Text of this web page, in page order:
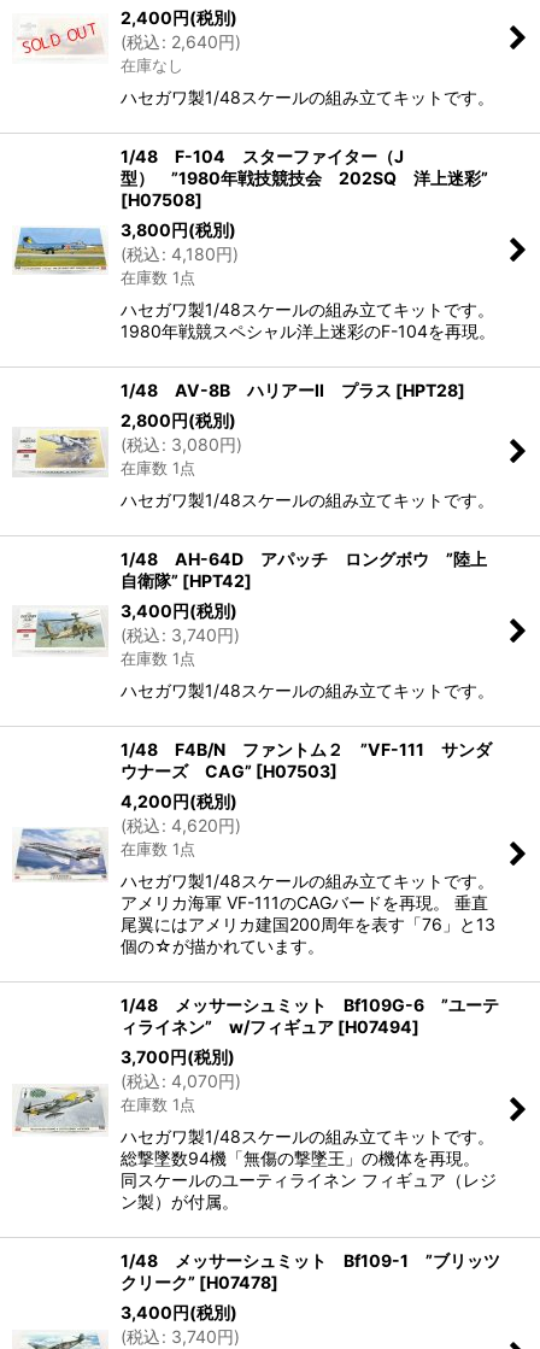
2,400円(税別)
(税込: 2,640円)
在庫なし
ハセガワ製1/48スケールの組み立てキットです。
1/48 F-104 スターファイター（J
型） ”1980年戦技競技会 202SQ 洋上迷彩”
[H07508]
3,800円(税別)
(税込: 4,180円)
在庫数 1点
ハセガワ製1/48スケールの組み立てキットです。
1980年戦競スペシャル洋上迷彩のF-104を再現。
1/48 AV-8B ハリアーII プラス [HPT28]
2,800円(税別)
(税込: 3,080円)
在庫数 1点
ハセガワ製1/48スケールの組み立てキットです。
1/48 AH-64D アパッチ ロングボウ ”陸上
自衛隊” [HPT42]
3,400円(税別)
(税込: 3,740円)
在庫数 1点
ハセガワ製1/48スケールの組み立てキットです。
1/48 F4B/N ファントム２ ”VF-111 サンダ
ウナーズ CAG” [H07503]
4,200円(税別)
(税込: 4,620円)
在庫数 1点
ハセガワ製1/48スケールの組み立てキットです。
アメリカ海軍 VF-111のCAGバードを再現。 垂直
尾翼にはアメリカ建国200周年を表す「76」と13
個の☆が描かれています。
1/48 メッサーシュミット Bf109G-6 ”ユーテ
ィライネン” w/フィギュア [H07494]
3,700円(税別)
(税込: 4,070円)
在庫数 1点
ハセガワ製1/48スケールの組み立てキットです。
総撃墜数94機「無傷の撃墜王」の機体を再現。
同スケールのユーティライネン フィギュア（レジ
ン製）が付属。
1/48 メッサーシュミット Bf109-1 ”ブリッツ
クリーク” [H07478]
3,400円(税別)
(税込: 3,740円)